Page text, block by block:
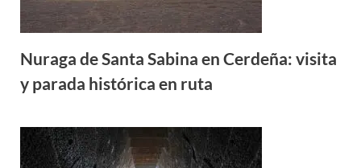
Nuraga de Santa Sabina en Cerdeña: visita
y parada histórica en ruta